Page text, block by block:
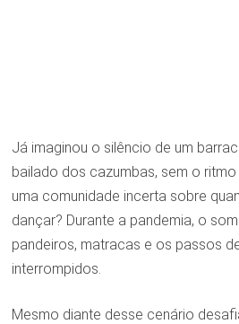
Já imaginou o silêncio de um
bailado dos cazumbas, sem o
uma comunidade incerta sobre
dançar? Durante a pandemia, o
pandeiros, matracas e os passos
interrompidos.
Mesmo diante desse cenário